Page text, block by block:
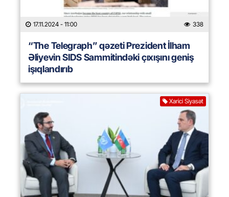
17.11.2024 - 11:00 338
“The Telegraph” qəzeti Prezident İlham
Əliyevin SIDS Sammitindəki çıxışını geniş
işıqlandırıb
Xarici Siyasət